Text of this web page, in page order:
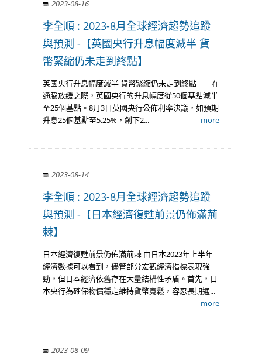
2023-08-16
李全順 : 2023-8月全球經濟趨勢追蹤
與預測 -【英國央行升息幅度減半 貨
幣緊縮仍未走到終點】
英國央行升息幅度減半 貨幣緊縮仍未走到終點 ​ 在
通膨放緩之際，英國央行的升息幅度從50個基點減半
至25個基點。8月3日英國央行公佈利率決議，如預期
升息25個基點至5.25%，創下2...
more
2023-08-14
李全順 : 2023-8月全球經濟趨勢追蹤
與預測 -【日本經濟復甦前景仍佈滿荊
棘】
日本經濟復甦前景仍佈滿荊棘 由日本2023年上半年
經濟數據可以看到，儘管部分宏觀經濟指標表現強
勁，但日本經濟依舊存在大量結構性矛盾。首先，日
本央行為確保物價穩定維持貨幣寬鬆，容忍長期通...
more
2023-08-09